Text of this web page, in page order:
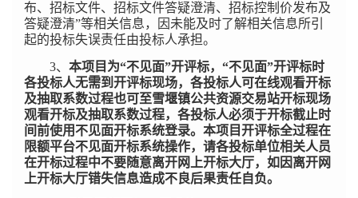
布、招标文件、招标文件答疑澄清、招标控制价发布及
答疑澄清”等相关信息，因未能及时了解相关信息所引
起的投标失误责任由投标人承担。
3、 本项目为“不见面”开评标，“不见面”开评标时
各投标人无需到开评标现场，各投标人可在线观看开标
及抽取系数过程也可至雪堰镇公共资源交易站开标现场
观看开标及抽取系数过程，各投标人必须于开标截止时
间前使用不见面开标系统登录。本项目开评标全过程在
限额平台不见面开标系统操作，请各投标单位相关人员
在开标过程中不要随意离开网上开标大厅，如因离开网
上开标大厅错失信息造成不良后果责任自负。